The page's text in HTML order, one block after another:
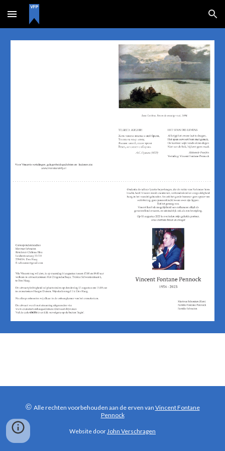
Skip to main content Skip to navigation
© Alle rechten voorbehouden aan de erven van Vincent Fontane
Pennock
Website doorJohn Verschragen